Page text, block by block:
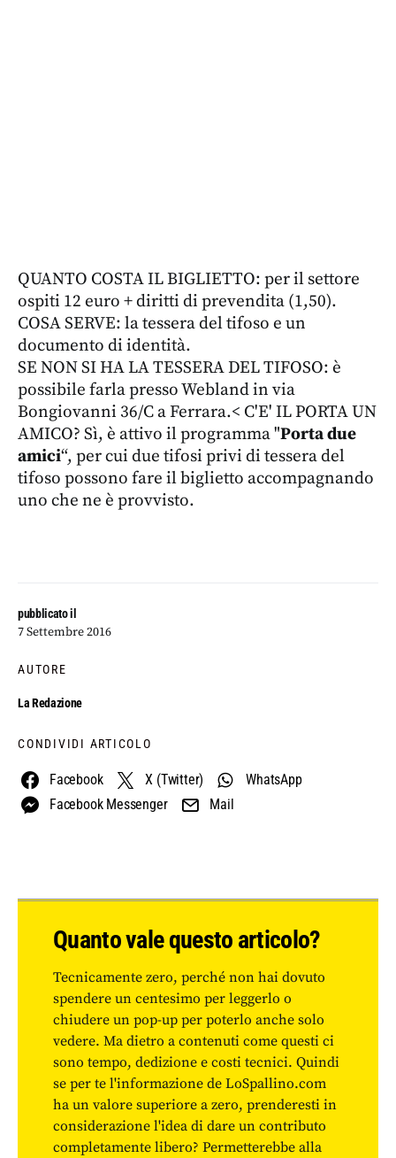
pubblicato il
7 Settembre 2016
AUTORE
La Redazione
CONDIVIDI ARTICOLO
Facebook X (Twitter)
WhatsApp
Facebook Messenger
Mail
QUANTO COSTA IL BIGLIETTO: per il settore
ospiti 12 euro + diritti di prevendita (1,50).
COSA SERVE: la tessera del tifoso e un
documento di identità.
SE NON SI HA LA TESSERA DEL TIFOSO: è
possibile farla presso Webland in via
Bongiovanni 36/C a Ferrara.< C'E' IL PORTA UN
AMICO? Sì, è attivo il programma "Porta due
amici“, per cui due tifosi privi di tessera del
tifoso possono fare il biglietto accompagnando
uno che ne è provvisto.
Quanto vale questo articolo?
Tecnicamente zero, perché non hai dovuto
spendere un centesimo per leggerlo o
chiudere un pop-up per poterlo anche solo
vedere. Ma dietro a contenuti come questi ci
sono tempo, dedizione e costi tecnici. Quindi
se per te l'informazione de LoSpallino.com
ha un valore superiore a zero, prenderesti in
considerazione l'idea di dare un contributo
completamente libero? Permetterebbe alla